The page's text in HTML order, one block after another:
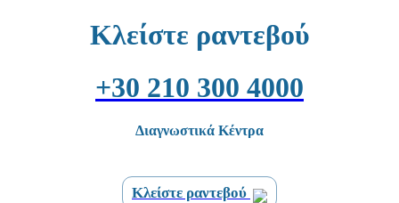
Κλείστε ραντεβού
+30 210 300 4000
Διαγνωστικά Κέντρα
Κλείστε ραντεβού